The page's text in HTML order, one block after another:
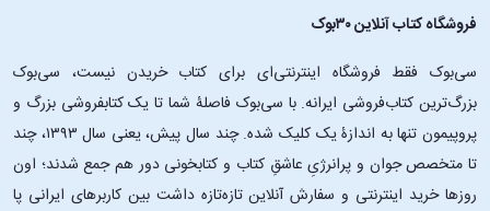
فروشگاه کتاب آنلاین ۳۰بوک
سی‌بوک فقط فروشگاه اینترنتی‌ای برای کتاب خریدن نیست، سی‌بوک
بزرگ‌ترین کتاب‌فروشی ایرانه. با سی‌بوک فاصلۀ شما تا یک کتابفروشی بزرگ و
پروپیمون تنها به اندازۀ یک کلیک شده. چند سال پیش، یعنی سال ۱۳۹۳، چند
تا متخصص جوان و پرانرژیِ عاشقِ کتاب و کتابخونی دور هم جمع شدند؛ اون‌
روزها خرید اینترنتی و سفارش آنلاین تازه‌تازه داشت بین کاربرهای ایرانی پا